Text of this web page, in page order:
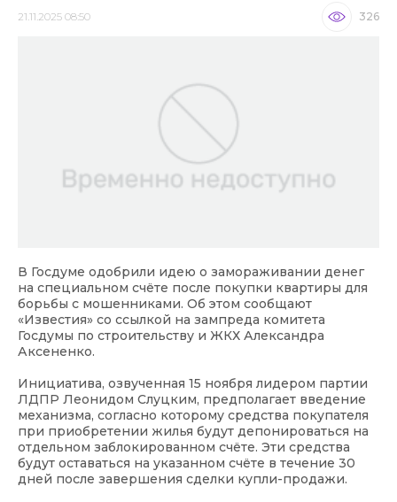
21.11.2025 08:50 326
В Госдуме одобрили идею о замораживании денег
на специальном счёте после покупки квартиры для
борьбы с мошенниками. Об этом сообщают
«Известия» со ссылкой на зампреда комитета
Госдумы по строительству и ЖКХ Александра
Аксененко.
Инициатива, озвученная 15 ноября лидером партии
ЛДПР Леонидом Слуцким, предполагает введение
механизма, согласно которому средства покупателя
при приобретении жилья будут депонироваться на
отдельном заблокированном счёте. Эти средства
будут оставаться на указанном счёте в течение 30
дней после завершения сделки купли-продажи.